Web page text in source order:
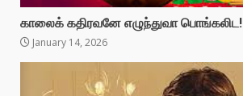
காலைக் கதிரவனே எழுந்துவா பொங்கலிட!
January 14, 2026